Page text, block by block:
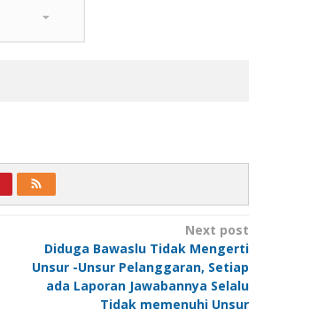
Next post
Diduga Bawaslu Tidak Mengerti
Unsur -Unsur Pelanggaran, Setiap
ada Laporan Jawabannya Selalu
Tidak memenuhi Unsur